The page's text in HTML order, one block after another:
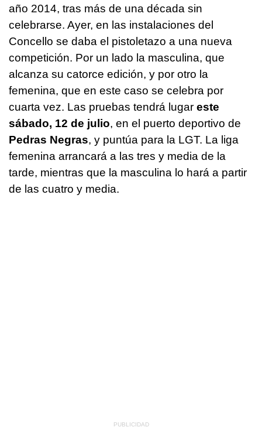
año 2014, tras más de una década sin
celebrarse. Ayer, en las instalaciones del
Concello se daba el pistoletazo a una nueva
competición. Por un lado la masculina, que
alcanza su catorce edición, y por otro la
femenina, que en este caso se celebra por
cuarta vez. Las pruebas tendrá lugar este
sábado, 12 de julio, en el puerto deportivo de
Pedras Negras, y puntúa para la LGT. La liga
femenina arrancará a las tres y media de la
tarde, mientras que la masculina lo hará a partir
de las cuatro y media.